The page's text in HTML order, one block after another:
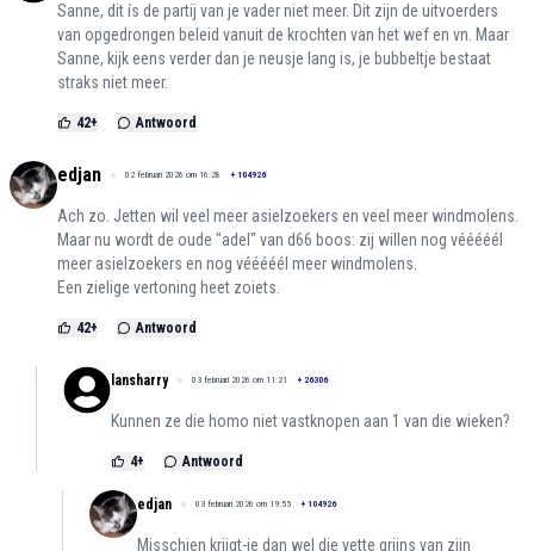
Sanne, dit ís de partij van je vader niet meer. Dit zijn de uitvoerders
van opgedrongen beleid vanuit de krochten van het wef en vn. Maar
Sanne, kijk eens verder dan je neusje lang is, je bubbeltje bestaat
straks niet meer.
42+ Antwoord
edjan 02 februari 2026 om 16:28 + 104926
Ach zo. Jetten wil veel meer asielzoekers en veel meer windmolens.
Maar nu wordt de oude "adel" van d66 boos: zij willen nog vééééél
meer asielzoekers en nog vééééél meer windmolens.
Een zielige vertoning heet zoiets.
42+ Antwoord
lansharry 03 februari 2026 om 11:21 + 26306
Kunnen ze die homo niet vastknopen aan 1 van die wieken?
4+ Antwoord
edjan 03 februari 2026 om 19:55 + 104926
Misschien krijgt-ie dan wel die vette grijns van zijn